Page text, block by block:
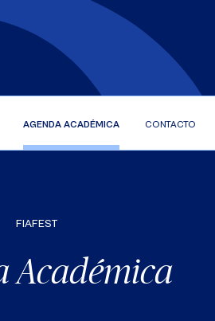
AGENDA ACADÉMICA CONTACTO
FIAFEST
Académica